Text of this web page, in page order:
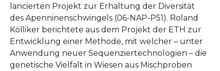
lancierten Projekt zur Erhaltung der Diversität
des Apenninenschwingels (06-NAP-P51). Roland
Kölliker berichtete aus dem Projekt der ETH zur
Entwicklung einer Methode, mit welcher – unter
Anwendung neuer Sequenziertechnologien – die
genetische Vielfalt in Wiesen aus Mischproben